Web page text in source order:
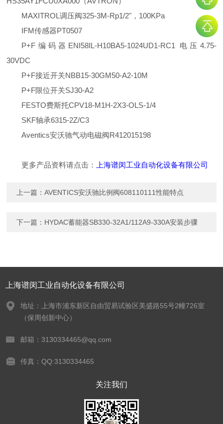
MAXITROL调压阀325-3M-Rp1/2"，100KPa
IFM传感器PT0507
P+F编码器ENI58IL-H10BA5-1024UD1-RC1 电压4.75-
30VDC
P+F接近开关NBB15-30GM50-A2-10M
P+F限位开关SJ30-A2
FESTO费斯托CPV18-M1H-2X3-OLS-1/4
SKF轴承6315-2Z/C3
Aventics安沃驰气动电磁阀R412015198
更多产品资料请点击： 上海谱闵工业自动化设备有限公司
上一篇：AVENTICS安沃驰比例阀608110111性能特点
下一篇： HYDAC蓄能器SB330-32A1/112A9-330A安装步骤
上海谱闵工业自动化设备有限公司
地址：上海市浦东新区自由贸易试验区美盛路55号2幢726室
（保周创新中心）
邮箱：3130334465@qq.com
传真：QQ:3130334465
关注我们